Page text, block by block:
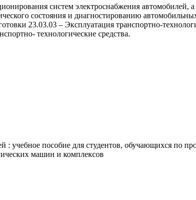
систем электроснабжения автомобилей,
состояния и диагностированию
23.03.03 – Эксплуатация транспортно-
технологические средства.
: учебное пособие для студентов, обучающихся по
машин и комплексов